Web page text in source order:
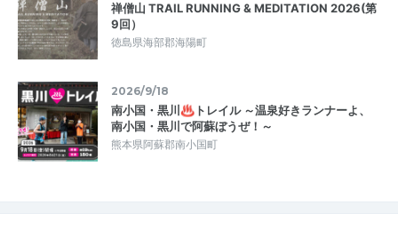
禅僧山 TRAIL RUNNING & MEDITATION 2026(第
9回）
徳島県海部郡海陽町
2026/9/18
南小国・黒川♨トレイル ～温泉好きランナーよ、
南小国・黒川で阿蘇ぼうぜ！～
熊本県阿蘇郡南小国町